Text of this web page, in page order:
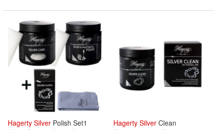
Hagerty Silver Polish Set1
Hagerty Silver Clean